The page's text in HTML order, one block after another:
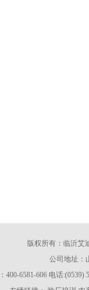
版权所有：临沂艾
公司地址：
400-6581-606 电话:(0539)